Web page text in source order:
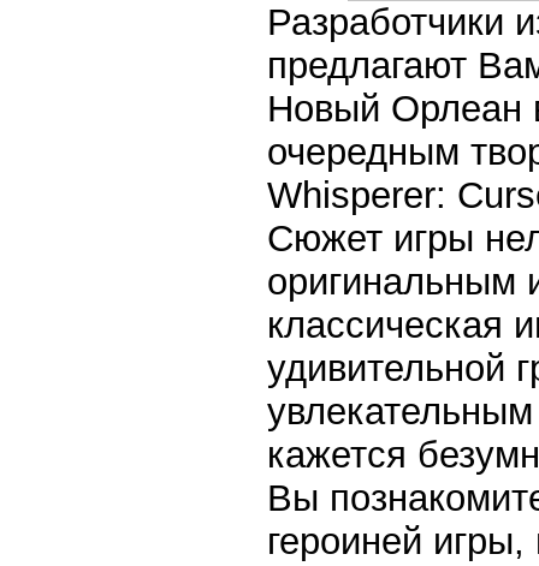
Разработчики
предлагают
Новый Орлеан
очередным
Whisperer:
Сюжет игры
оригинальным
классическая
удивительной
кажется
Вы
героиней